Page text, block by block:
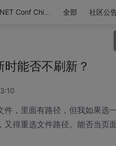
.NET Conf China 全部 社区公
能否不刷新？
，里面有路径，但我如果
得重选文件路径。能否当页